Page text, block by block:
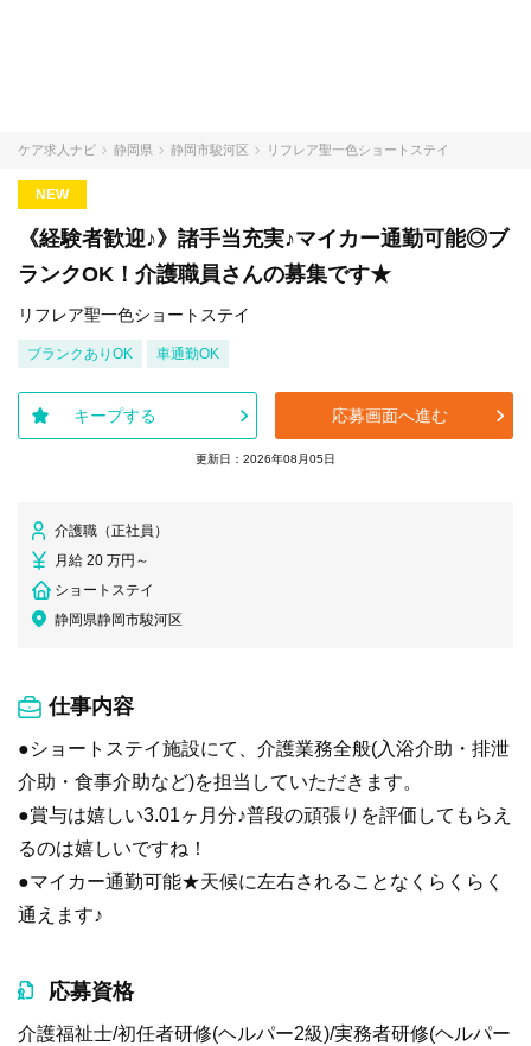
ケア求人ナビ 静岡県 静岡市駿河区 リフレア聖一色ショートステイ
NEW
《経験者歓迎♪》諸手当充実♪マイカー通勤可能◎ブ
ランクOK！介護職員さんの募集です★
リフレア聖一色ショートステイ
ブランクありOK 車通勤OK
キープする 応募画面へ進む
更新日：2026年08月05日
介護職（正社員）
月給 20 万円～
ショートステイ
静岡県静岡市駿河区
仕事内容
●ショートステイ施設にて、介護業務全般(入浴介助・排泄
介助・食事介助など)を担当していただきます。
●賞与は嬉しい3.01ヶ月分♪普段の頑張りを評価してもらえ
るのは嬉しいですね！
●マイカー通勤可能★天候に左右されることなくらくらく
通えます♪
応募資格
介護福祉士/初任者研修(ヘルパー2級)/実務者研修(ヘルパー